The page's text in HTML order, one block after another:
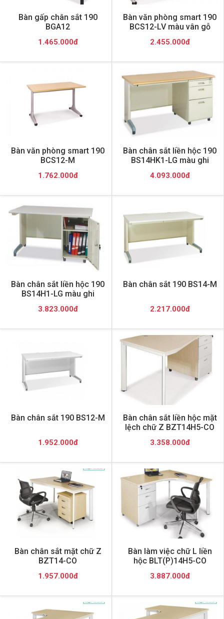
Bàn gấp chân sắt 190
BGA12
1.465.000đ
Bàn văn phòng smart 190
BCS12-LV màu vân gỗ
2.455.000đ
Bàn văn phòng smart 190
BCS12-M
1.762.000đ
Bàn chân sắt liền hộc 190
BS14HK1-LG màu ghi
4.093.000đ
Bàn chân sắt liền hộc 190
BS14H1-LG màu ghi
3.823.000đ
Bàn chân sắt 190 BS14-M
2.217.000đ
Bàn chân sắt 190 BS12-M
1.952.000đ
Bàn chân sắt liền hộc mặt
lệch chữ Z BZT14H5-CO
3.358.000đ
Bàn chân sắt mặt chữ Z
BZT14-CO
1.957.000đ
Bàn làm việc chữ L liền
hộc BLT(P)14H5-CO
3.887.000đ